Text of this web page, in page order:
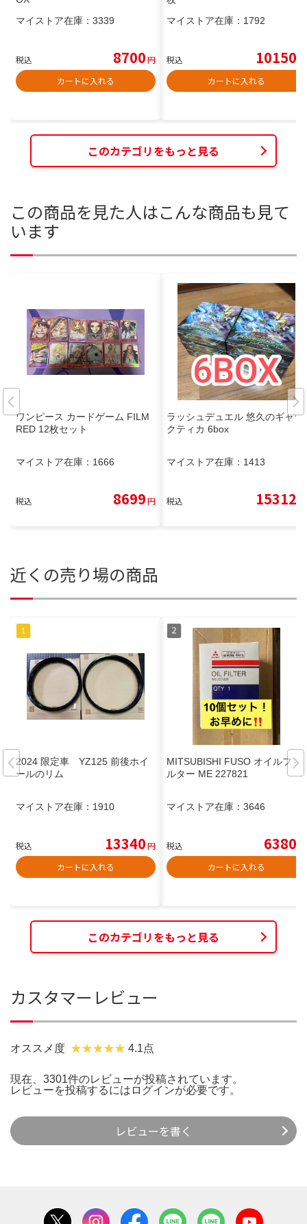
マイストア在庫： 3339
税込 8700円
カートに入れる
マイストア在庫： 1792
税込 10150
カートに入れる
このカテゴリをもっと見る
この商品を見た人はこんな商品も見て
います
ワンピース カードゲーム FILM
RED 12枚セット
マイストア在庫： 1666
税込 8699円
ラッシュデュエル 悠久のギャラ
クティカ 6box
マイストア在庫： 1413
税込 15312
近くの売り場の商品
2024 限定車 YZ125 前後ホイ
ールのリム
マイストア在庫： 1910
税込 13340円
カートに入れる
MITSUBISHI FUSO オイルフィ
ルター ME 227821
マイストア在庫： 3646
税込 6380
カートに入れる
このカテゴリをもっと見る
カスタマーレビュー
オススメ度 4.1点
現在、3301件のレビューが投稿されています。
レビューを投稿するには ログインが必要です。
レビューを書く